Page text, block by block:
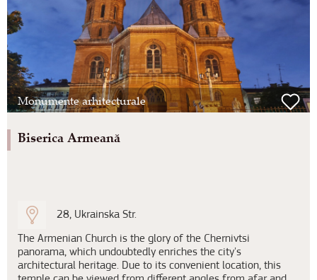
Monumente arhitecturale
Biserica Armeană
28, Ukrainska Str.
The Armenian Church is the glory of the Chernivtsi
panorama, which undoubtedly enriches the city's
architectural heritage. Due to its convenient location, this